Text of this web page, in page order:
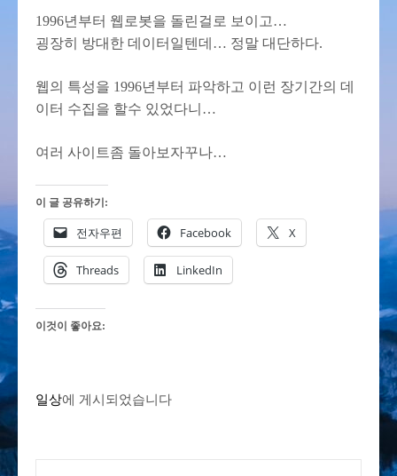
1996년부터 웹로봇을 돌린걸로 보이고…
굉장히 방대한 데이터일텐데… 정말 대단하다.
웹의 특성을 1996년부터 파악하고 이런 장기간의 데
이터 수집을 할수 있었다니…
여러 사이트좀 돌아보자꾸나…
이 글 공유하기:
전자우편 Facebook X
Threads LinkedIn
이것이 좋아요:
일상에 게시되었습니다